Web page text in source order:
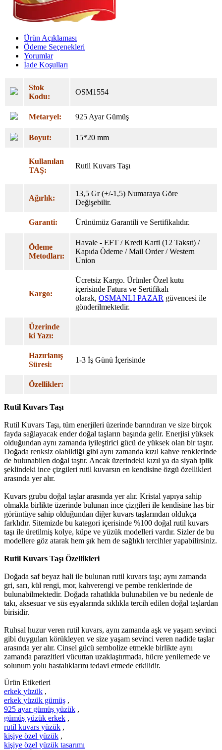
Ürün Açıklaması
Ödeme Seçenekleri
Yorumlar
İade Koşulları
Stok
Kodu:
OSM1554
Metaryel: 925 Ayar Gümüş
Boyut: 15*20 mm
Kullanılan
TAŞ:
Rutil Kuvars Taşı
Ağırlık:
13,5 Gr (+/-1,5) Numaraya Göre
Değişebilir.
Garanti: Ürünümüz Garantili ve Sertifikalıdır.
Ödeme
Metodları:
Havale - EFT / Kredi Karti (12 Taksıt) /
Kapıda Ödeme / Mail Order / Western
Union
Kargo:
Ücretsiz Kargo. Ürünler Özel kutu
içerisinde Fatura ve Sertifikalı
olarak, OSMANLI PAZAR güvencesi ile
gönderilmektedir.
Üzerinde
ki Yazı:
Hazırlanış
Süresi:
1-3 İş Günü İçerisinde
Özellikler:
Rutil Kuvars Taşı
Rutil Kuvars Taşı, tüm enerjileri üzerinde barındıran ve size birçok
fayda sağlayacak ender doğal taşların başında gelir. Enerjisi yüksek
olduğundan aynı zamanda iyileştirici gücü de yüksek olan bir taştır.
Doğada renksiz olabildiği gibi aynı zamanda kızıl kahve renklerinde
de bulunabilen doğal taştır. Ancak üzerindeki kızıl ya da siyah iplik
şeklindeki ince çizgileri rutil kuvarsın en kendisine özgü özellikleri
arasında yer alır.
Kuvars grubu doğal taşlar arasında yer alır. Kristal yapıya sahip
olmakla birlikte üzerinde bulunan ince çizgileri ile kendisine has bir
görüntüye sahip olduğundan diğer kuvars taşlarından oldukça
farklıdır. Sitemizde bu kategori içerisinde %100 doğal rutil kuvars
taşı ile üretilmiş kolye, küpe ve yüzük modelleri vardır. Sizler de bu
modellere göz atarak hem şık hem de sağlıklı tercihler yapabilirsiniz.
Rutil Kuvars Taşı Özellikleri
Doğada saf beyaz hali ile bulunan rutil kuvars taşı; aynı zamanda
gri, sarı, kül rengi, mor, kahverengi ve pembe renklerinde de
bulunabilmektedir. Doğada rahatlıkla bulunabilen ve bu nedenle de
takı, aksesuar ve süs eşyalarında sıklıkla tercih edilen doğal taşlardan
birisidir.
Ruhsal huzur veren rutil kuvars, aynı zamanda aşk ve yaşam sevinci
gibi duyguları körükleyen ve size yaşam sevinci veren nadide taşlar
arasında yer alır. Cinsel gücü sembolize etmekle birlikte aynı
zamanda parazitleri vücuttan uzaklaştırmada, hücre yenilemede ve
solunum yolu hastalıklarını tedavi etmede etkilidir.
Ürün Etiketleri
erkek yüzük ,
erkek yüzük gümüş ,
925 ayar gümüş yüzük ,
gümüş yüzük erkek ,
rutil kuvars yüzük ,
kişiye özel yüzük ,
kişiye özel yüzük tasarımı